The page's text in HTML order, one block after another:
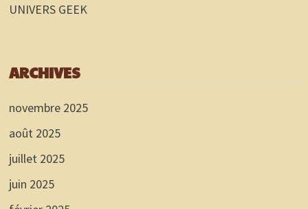
UNIVERS GEEK
ARCHIVES
novembre 2025
août 2025
juillet 2025
juin 2025